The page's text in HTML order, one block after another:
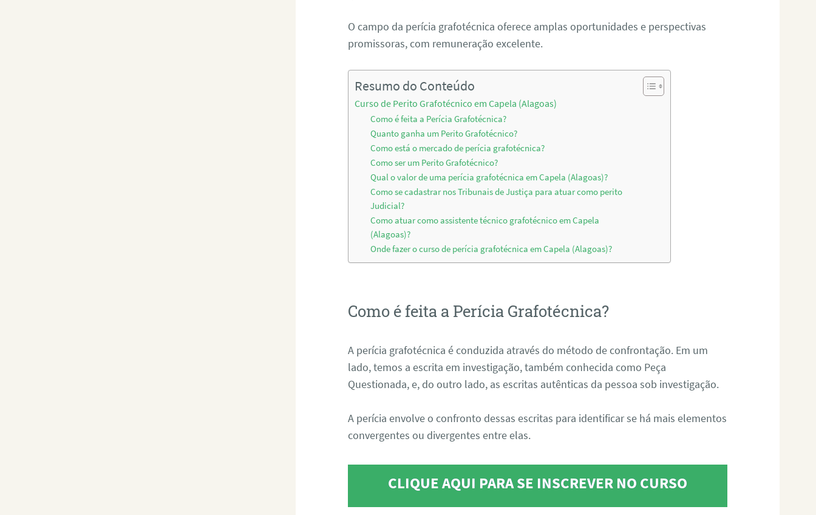
O campo da perícia grafotécnica oferece amplas oportunidades e perspectivas
promissoras, com remuneração excelente.
Resumo do Conteúdo
Curso de Perito Grafotécnico em Capela (Alagoas)
Como é feita a Perícia Grafotécnica?
Quanto ganha um Perito Grafotécnico?
Como está o mercado de perícia grafotécnica?
Como ser um Perito Grafotécnico?
Qual o valor de uma perícia grafotécnica em Capela (Alagoas)?
Como se cadastrar nos Tribunais de Justiça para atuar como perito
Judicial?
Como atuar como assistente técnico grafotécnico em Capela
(Alagoas)?
Onde fazer o curso de perícia grafotécnica em Capela (Alagoas)?
Como é feita a Perícia Grafotécnica?
A perícia grafotécnica é conduzida através do método de confrontação. Em um
lado, temos a escrita em investigação, também conhecida como Peça
Questionada, e, do outro lado, as escritas autênticas da pessoa sob investigação.
A perícia envolve o confronto dessas escritas para identificar se há mais elementos
convergentes ou divergentes entre elas.
CLIQUE AQUI PARA SE INSCREVER NO CURSO